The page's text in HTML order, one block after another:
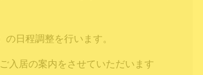
日程調整を行います。
入居の案内をさせていただいます